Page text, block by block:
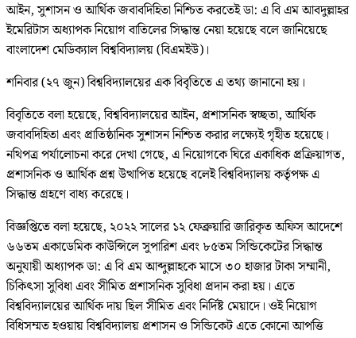
আইন, সুশাসন ও আর্থিক জবাবদিহিতা নিশ্চিত করতেই ডা: এ বি এম আবদুল্লাহর
ইমেরিটাস অধ্যাপক নিয়োগ বাতিলের সিদ্ধান্ত নেয়া হয়েছে বলে জানিয়েছে
বাংলাদেশ মেডিক্যাল বিশ্ববিদ্যালয় (বিএমইউ)।
শনিবার (২৭ জুন) বিশ্ববিদ্যালয়ের এক বিবৃতিতে এ তথ্য জানানো হয়।
বিবৃতিতে বলা হয়েছে, বিশ্ববিদ্যালয়ের আইন, প্রশাসনিক স্বচ্ছতা, আর্থিক
জবাবদিহিতা এবং প্রাতিষ্ঠানিক সুশাসন নিশ্চিত করার লক্ষ্যেই গৃহীত হয়েছে।
নথিপত্র পর্যালোচনা করে দেখা গেছে, এ নিয়োগকে ঘিরে একাধিক প্রক্রিয়াগত,
প্রশাসনিক ও আর্থিক প্রশ্ন উত্থাপিত হয়েছে বলেই বিশ্ববিদ্যালয় কর্তৃপক্ষ এ
সিদ্ধান্ত গ্রহণে বাধ্য করেছে।
বিজ্ঞপ্তিতে বলা হয়েছে, ২০২২ সালের ১২ ফেব্রুয়ারি জারিকৃত অফিস আদেশে
৬৬তম একাডেমিক কাউন্সিলে সুপারিশ এবং ৮৫তম সিন্ডিকেটের সিদ্ধান্ত
অনুযায়ী অধ্যাপক ডা: এ বি এম আব্দুল্লাহকে মাসে ৩০ হাজার টাকা সম্মানী,
চিকিৎসা সুবিধা এবং সীমিত প্রশাসনিক সুবিধা প্রদান করা হয়। এতে
বিশ্ববিদ্যালয়ের আর্থিক দায় ছিল সীমিত এবং নির্দিষ্ট মেয়াদে। ওই নিয়োগ
বিধিসম্মত হওয়ায় বিশ্ববিদ্যালয় প্রশাসন ও সিন্ডিকেট এতে কোনো আপত্তি